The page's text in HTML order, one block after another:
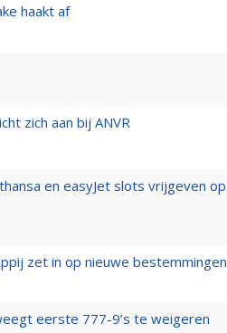
haakt af
zich aan bij ANVR
en easyJet slots vrijgeven op
zet in op nieuwe bestemmingen
eerste 777-9’s te weigeren